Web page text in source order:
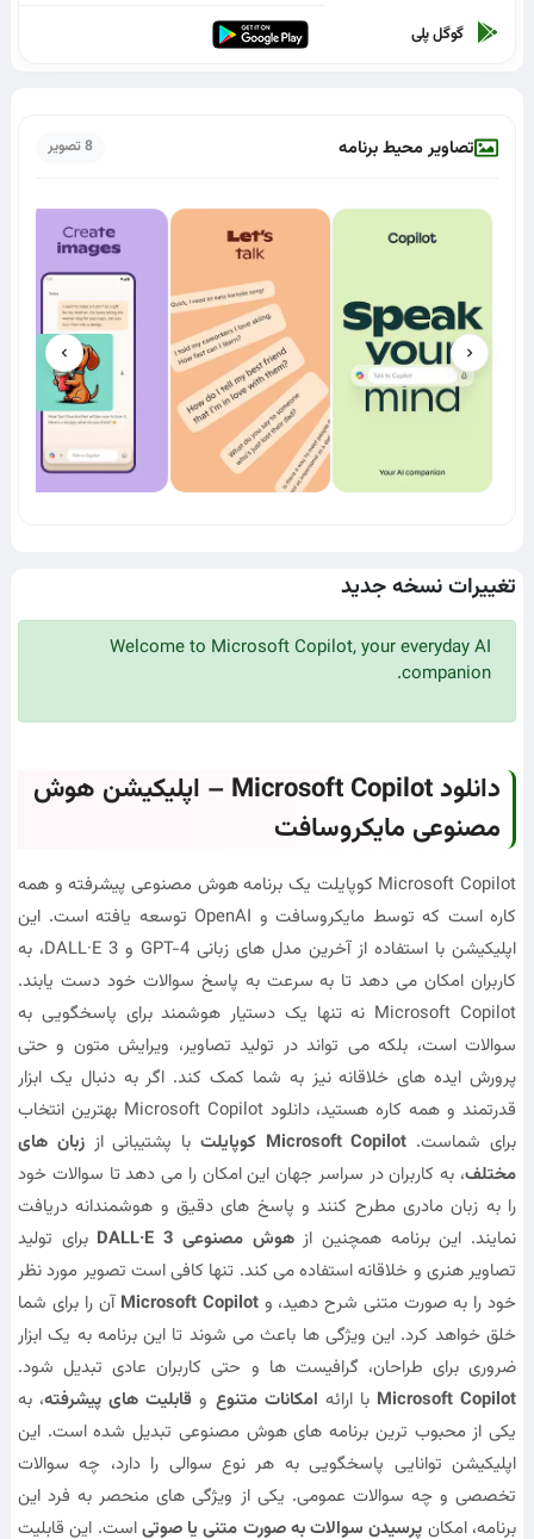
گوگل پلی
تصاویر محیط برنامه 8 تصویر
تغییرات نسخه جدید
Welcome to Microsoft Copilot, your everyday AI
companion.
دانلود Microsoft Copilot – اپلیکیشن هوش
مصنوعی مایکروسافت
Microsoft Copilot کوپایلت یک برنامه هوش مصنوعی پیشرفته و همه
کاره است که توسط مایکروسافت و OpenAI توسعه یافته است. این
اپلیکیشن با استفاده از آخرین مدل های زبانی GPT-4 و DALL·E 3، به
کاربران امکان می دهد تا به سرعت به پاسخ سوالات خود دست یابند.
Microsoft Copilot نه تنها یک دستیار هوشمند برای پاسخگویی به
سوالات است، بلکه می تواند در تولید تصاویر، ویرایش متون و حتی
پرورش ایده های خلاقانه نیز به شما کمک کند. اگر به دنبال یک ابزار
قدرتمند و همه کاره هستید، دانلود Microsoft Copilot بهترین انتخاب
برای شماست. Microsoft Copilot کوپایلت با پشتیبانی اززبان های
مختلف، به کاربران در سراسر جهان این امکان را می دهد تا سوالات خود
را به زبان مادری مطرح کنند و پاسخ های دقیق و هوشمندانه دریافت
نمایند. این برنامه همچنین ازهوش مصنوعی DALL·E 3
برای تولید
تصاویر هنری و خلاقانه استفاده می کند. تنها کافی است تصویر مورد نظر
خود را به صورت متنی شرح دهید، وMicrosoft Copilot آن را برای شما
خلق خواهد کرد. این ویژگی ها باعث می شوند تا این برنامه به یک ابزار
ضروری برای طراحان، گرافیست ها و حتی کاربران عادی تبدیل شود.
Microsoft Copilot با ارائه امکانات متنوع و قابلیت های پیشرفته، به
یکی از محبوب ترین برنامه های هوش مصنوعی تبدیل شده است. این
اپلیکیشن توانایی پاسخگویی به هر نوع سوالی را دارد، چه سوالات
تخصصی و چه سوالات عمومی. یکی از ویژگی های منحصر به فرد این
برنامه، امکان پرسیدن سوالات به صورت متنی یا صوتیاست. این قابلیت